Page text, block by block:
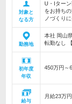
対象と
なる方
U・Iター
をお持ち
ノづくり
勤務地
本社 岡山
転勤なし
初年度
年収
450万円～
給与
月給23万